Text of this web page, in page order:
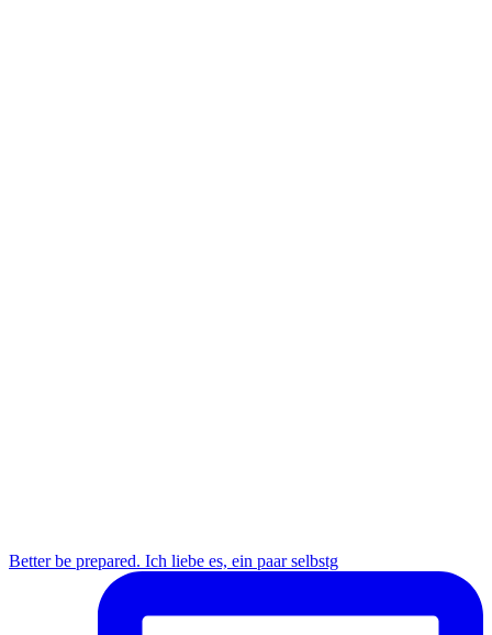
Better be prepared. Ich liebe es, ein paar selbstg